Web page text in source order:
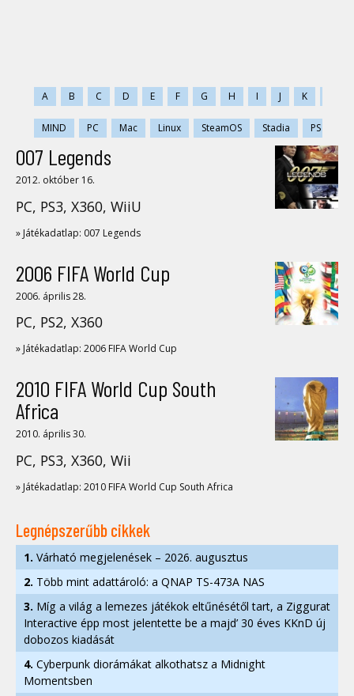
A B C D E F G H I J K
MIND PC Mac Linux SteamOS Stadia PS
007 Legends
2012. október 16.
PC, PS3, X360, WiiU
» Játékadatlap: 007 Legends
2006 FIFA World Cup
2006. április 28.
PC, PS2, X360
» Játékadatlap: 2006 FIFA World Cup
2010 FIFA World Cup South
Africa
2010. április 30.
PC, PS3, X360, Wii
» Játékadatlap: 2010 FIFA World Cup South Africa
Legnépszerűbb cikkek
1. Várható megjelenések – 2026. augusztus
2. Több mint adattároló: a QNAP TS-473A NAS
3. Míg a világ a lemezes játékok eltűnésétől tart, a Ziggurat
Interactive épp most jelentette be a majd’ 30 éves KKnD új
dobozos kiadását
4. Cyberpunk diorámákat alkothatsz a Midnight
Momentsben